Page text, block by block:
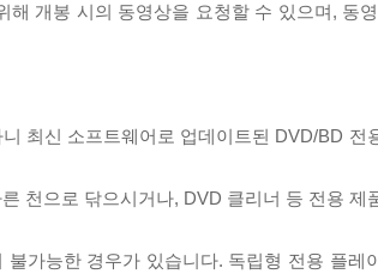
개봉 시의 동영상을 요청할 수 있으며, 동
최신 소프트웨어로 업데이트된 DVD/BD 전
천으로 닦으시거나, DVD 클리너 등 전용 제
가능한 경우가 있습니다. 독립형 전용 플레